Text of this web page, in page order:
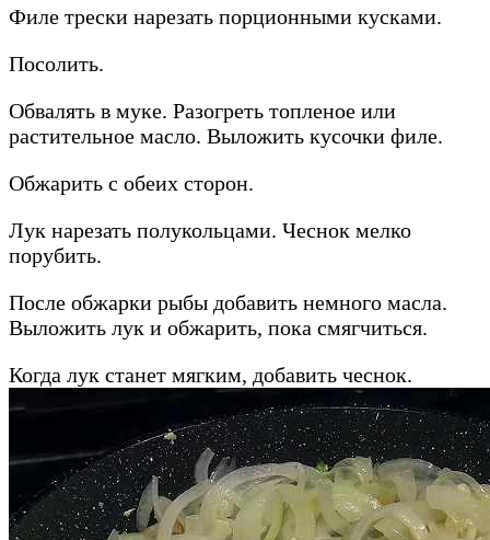
Филе трески нарезать порционными кусками.
Посолить.
Обвалять в муке. Разогреть топленое или
растительное масло. Выложить кусочки филе.
Обжарить с обеих сторон.
Лук нарезать полукольцами. Чеснок мелко
порубить.
После обжарки рыбы добавить немного масла.
Выложить лук и обжарить, пока смягчиться.
Когда лук станет мягким, добавить чеснок.